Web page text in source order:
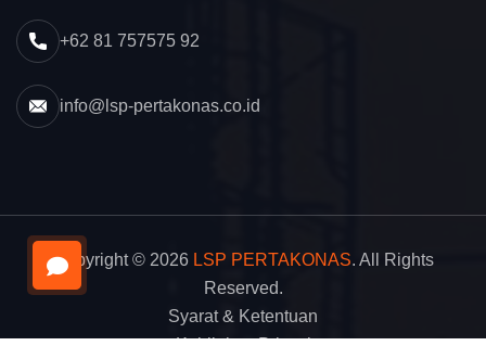
+62 81 757575 92
info@lsp-pertakonas.co.id
Copyright © 2026 LSP PERTAKONAS. All Rights
Reserved.
Syarat & Ketentuan